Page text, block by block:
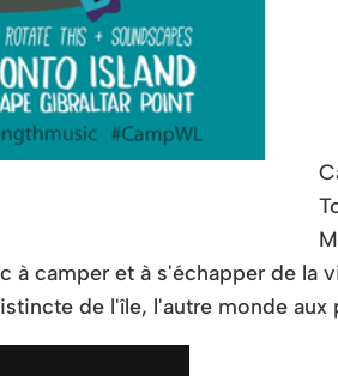
camper et à s'échapper de
de l'île, l'autre monde aux